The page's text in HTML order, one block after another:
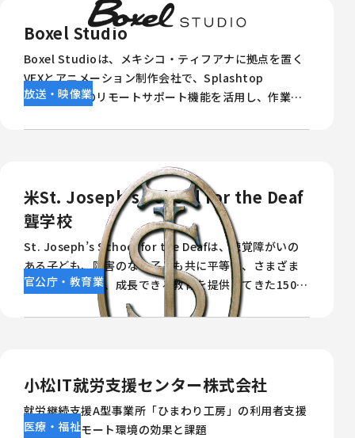
具体的な改善点、そして職員の反応を詳しくお伝えし
ます。
Boxel Studio
Boxel Studioは、メキシコ・ティフアナに拠点を置く
VFXとアニメーション制作会社で、Splashtop
Enterpriseのリモートサポート機能を活用し、作業効
放送・映像業
米St. Josephʼs School for the Deaf
聾学校
St. Joseph’s School for the Deafは、聴覚障がいの
ある子ども、障害のない子ども共に平等に、さまざま
な目標に挑戦し、成長できる教育を提供してきた150年
以上もの長い歴史を誇るニューヨーク州ブロンクスに
ある聾学校です。Splashtop Enterpriseを導入し、わ
グを可能にしました。
官公庁・教育業
小松IT就労支援センター株式会社
就労継続支援A型事業所「ひまわり工房」の利用者支援
におけるリモート環境の効果と課題
医療・福祉